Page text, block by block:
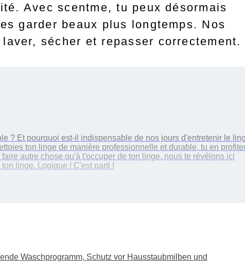
Avec scentme, tu peux désormais
garder beaux plus longtemps. Nos
sécher et repasser correctement.
? Et pourquoi est-il indispensable de nos jours d'entretenir le
ton linge de manière professionnelle et durable, tu en
autre chose qu'à t'occuper de ton linge, nous te révélons ici
linge. Logique ! C'est parti !
Waschprogramm, Schutz vor Hausstaubmilben und